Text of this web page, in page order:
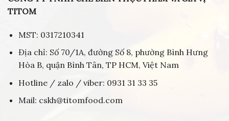
TITOM
MST: 0317210341
Địa chỉ: Số 70/1A, đường Số 8, phường Bình Hưng
Hòa B, quận Bình Tân, TP HCM, Việt Nam
Hotline / zalo / viber: 0931 31 33 35
Mail: cskh@titomfood.com